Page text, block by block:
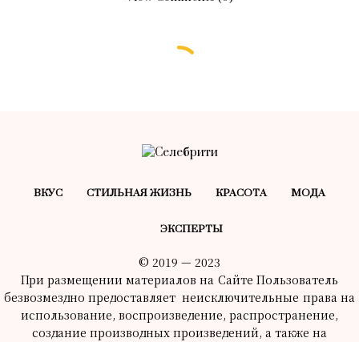
ВКУС СТИЛЬНАЯ ЖИЗНЬ КРАСОТA МОДА
ЭКСПЕРТЫ
© 2019 — 2023
При размещении материалов на Сайте Пользователь
безвозмездно предоставляет неисключительные права на
использование, воспроизведение, распространение,
создание производных произведений, а также на